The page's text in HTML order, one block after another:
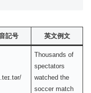
記号 英文例文
Thousands of
spectators
watched the
soccer match